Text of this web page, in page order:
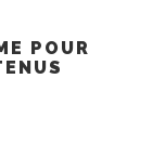
POUR